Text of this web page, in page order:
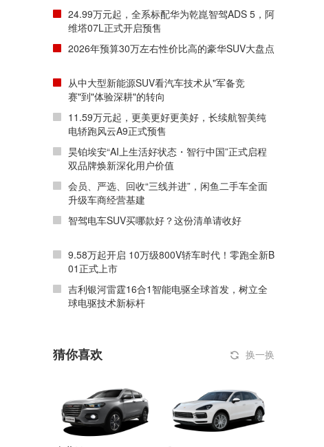
元
24.99万元起，全系标配华为乾崑智驾ADS 5，阿
维塔07L正式开启预售
2026年预算30万左右性价比高的豪华SUV大盘点
从中大型新能源SUV看汽车技术从"军备竞
赛"到"体验深耕"的转向
11.59万元起，更美更好更美好，长续航智美纯
电轿跑风云A9正式预售
昊铂埃安“AI上生活好状态・智行中国”正式启程
双品牌焕新深化用户价值
会员、严选、回收“三线并进”，闲鱼二手车全面
升级车商经营基建
智驾电车SUV买哪款好？这份清单请收好
9.58万起开启 10万级800V轿车时代！零跑全新B
01正式上市
吉利银河雷霆16合1智能电驱全球首发，树立全
球电驱技术新标杆
猜你喜欢 换一换